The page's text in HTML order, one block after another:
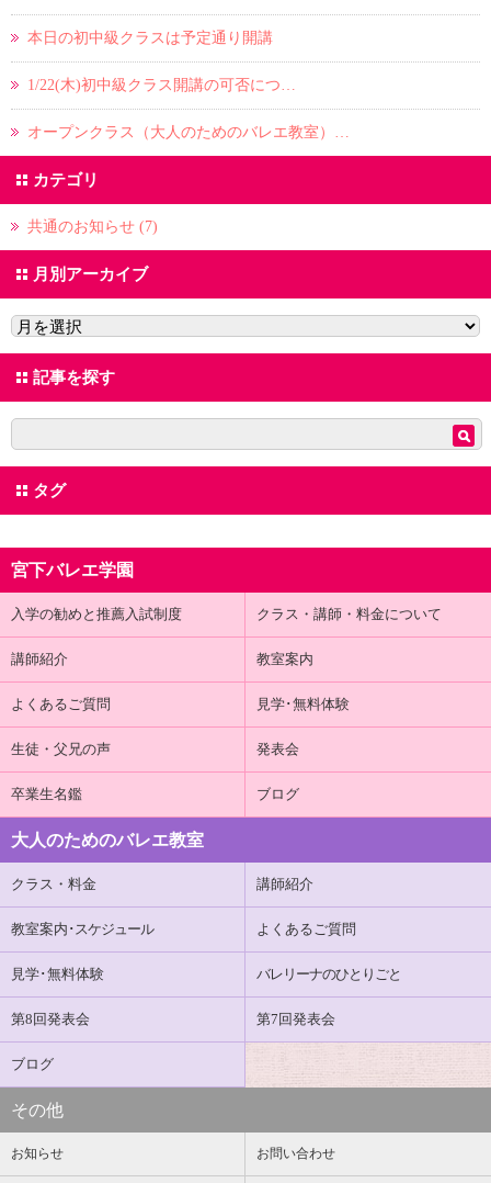
本日の初中級クラスは予定通り開講
1/22(木)初中級クラス開講の可否につ…
オープンクラス（大人のためのバレエ教室）…
カテゴリ
共通のお知らせ (7)
月別アーカイブ
記事を探す
タグ
宮下バレエ学園
入学の勧めと推薦入試制度 クラス・講師・料金について
講師紹介 教室案内
よくあるご質問 見学･無料体験
生徒・父兄の声 発表会
卒業生名鑑 ブログ
大人のためのバレエ教室
クラス・料金 講師紹介
教室案内 ･スケジュール よくあるご質問
見学･無料体験 バレリーナのひとりごと
第8回発表会 第7回発表会
ブログ
その他
お知らせ お問い合わせ